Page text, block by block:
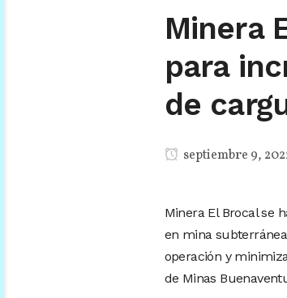
Minera
para
de
septiembre 9,
Minera El Brocal se
en mina
operación y
de Minas